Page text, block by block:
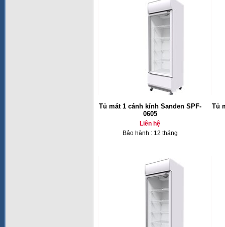
Tủ mát 1 cánh kính Sanden SPF-
0605
Liên hệ
Bảo hành : 12 tháng
Tủ